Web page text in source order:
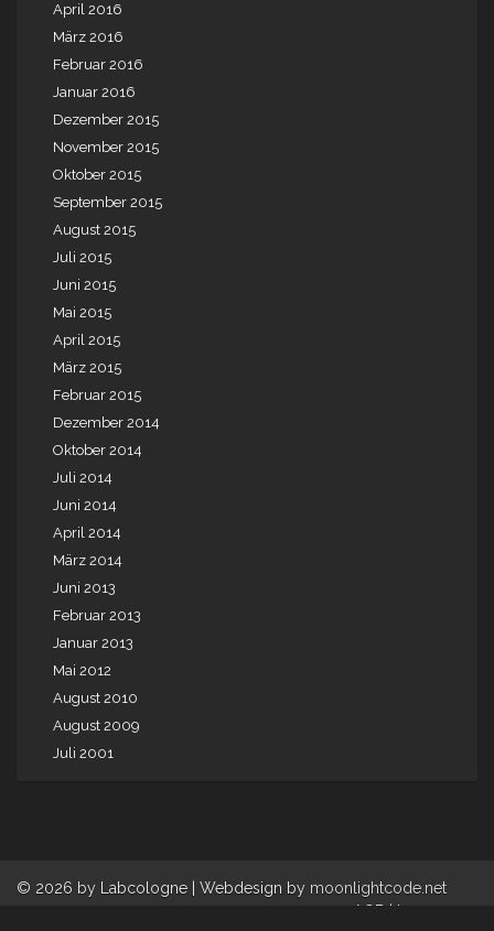
April 2016
März 2016
Februar 2016
Januar 2016
Dezember 2015
November 2015
Oktober 2015
September 2015
August 2015
Juli 2015
Juni 2015
Mai 2015
April 2015
März 2015
Februar 2015
Dezember 2014
Oktober 2014
Juli 2014
Juni 2014
April 2014
März 2014
Juni 2013
Februar 2013
Januar 2013
Mai 2012
August 2010
August 2009
Juli 2001
© 2026 by Labcologne | Webdesign by moonlightcode.net
AGB | Impressum